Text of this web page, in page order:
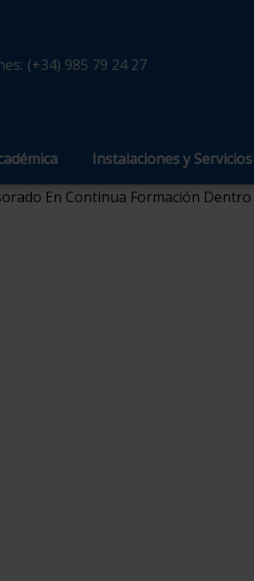
(+34) 985 79 24 27
Instalaciones y Servicios
En Continua Formación